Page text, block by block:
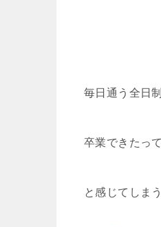
毎日通う全日
卒業できたっ
と感じてしま